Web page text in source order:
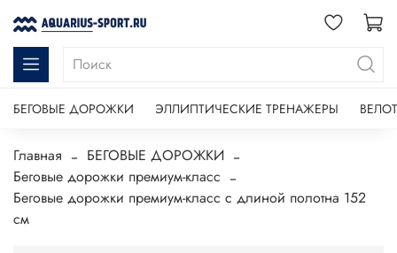
БЕГОВЫЕ ДОРОЖКИ ЭЛЛИПТИЧЕСКИЕ ТРЕНАЖЕРЫ
Главная
БЕГОВЫЕ ДОРОЖКИ
Беговые дорожки премиум-класс
Беговые дорожки премиум-класс с длиной полотна 152
см